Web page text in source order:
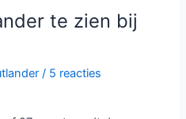
te zien bij
/ 5 reacties